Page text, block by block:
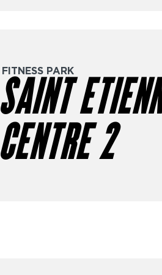
FITNESS PARK
SAINT
CENTRE 2